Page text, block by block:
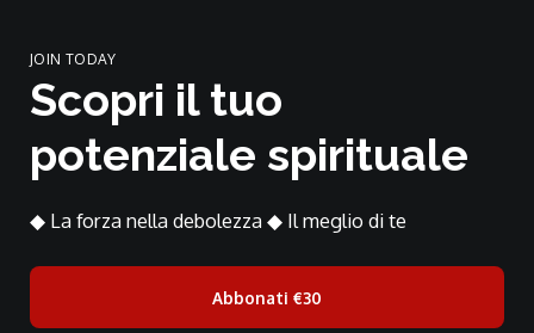
JOIN TODAY
Scopri il tuo
potenziale spirituale
◆ La forza nella debolezza ◆ Il meglio di te
Abbonati €30